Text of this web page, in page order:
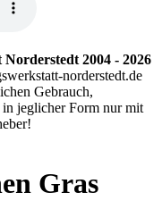
2004 - 2026
norderstedt.de
Gebrauch,
in jeglicher Form nur mit
Gras